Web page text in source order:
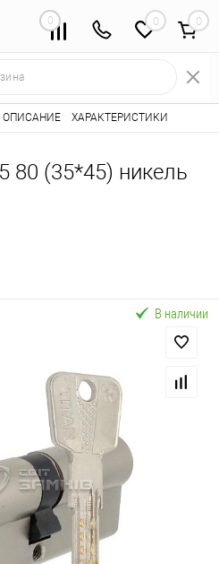
0 0
Каталог товаров ⭐ • Сердцевины
80 (35*45) никель
ОПИСАНИЕ ХАРАКТЕРИСТИКИ
В наличии